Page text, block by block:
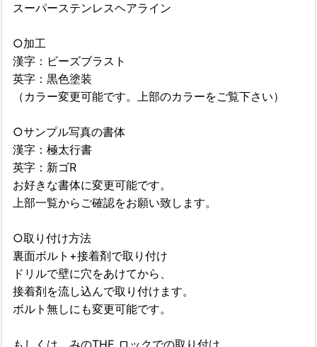
スーパーステンレスヘアライン
○加工
漢字：ビーズブラスト
英字：黒色塗装
（カラー変更可能です。上部のカラーをご覧下さい）
○サンプル写真の書体
漢字：極太行書
英字：新ゴR
お好きな書体に変更可能です。
上部一覧からご確認をお願い致します。
○取り付け方法
裏面ボルト+接着剤で取り付け
ドリルで壁に穴をあけてから、
接着剤を流し込んで取り付けます。
ボルト無しにも変更可能です。